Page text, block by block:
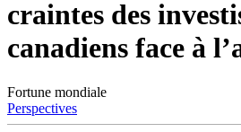
craintes des
canadiens face à
Fortune mondiale
Perspectives